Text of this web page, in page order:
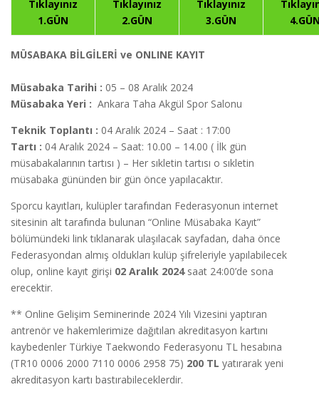
Tıklayınız
1.GÜN
Tıklayınız
2.GÜN
Tıklayınız
3.GÜN
MÜSABAKA BİLGİLERİ ve ONLINE KAYIT
Müsabaka Tarihi : 05 – 08 Aralık 2024
Müsabaka Yeri : Ankara Taha Akgül Spor Salonu
Teknik Toplantı : 04 Aralık 2024 – Saat : 17:00
Tartı : 04 Aralık 2024 – Saat: 10.00 – 14.00 ( İlk gün
müsabakalarının tartısı ) – Her sıkletin tartısı o sıkletin
müsabaka gününden bir gün önce yapılacaktır.
Sporcu kayıtları, kulüpler tarafından Federasyonun internet
sitesinin alt tarafında bulunan “Online Müsabaka Kayıt”
bölümündeki link tıklanarak ulaşılacak sayfadan, daha önce
Federasyondan almış oldukları kulüp şifreleriyle yapılabilecek
olup, online kayıt girişi 02 Aralık 2024saat 24:00’de sona
erecektir.
** Online Gelişim Seminerinde 2024 Yılı Vizesini yaptıran
antrenör ve hakemlerimize dağıtılan akreditasyon kartını
kaybedenler Türkiye Taekwondo Federasyonu TL hesabına
(TR10 0006 2000 7110 0006 2958 75) 200 TL yatırarak yeni
akreditasyon kartı bastırabileceklerdir.